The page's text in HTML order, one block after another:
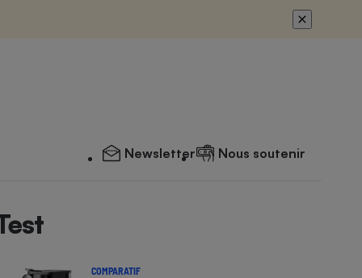
Newsletter Nous soutenir
COMPARATIF